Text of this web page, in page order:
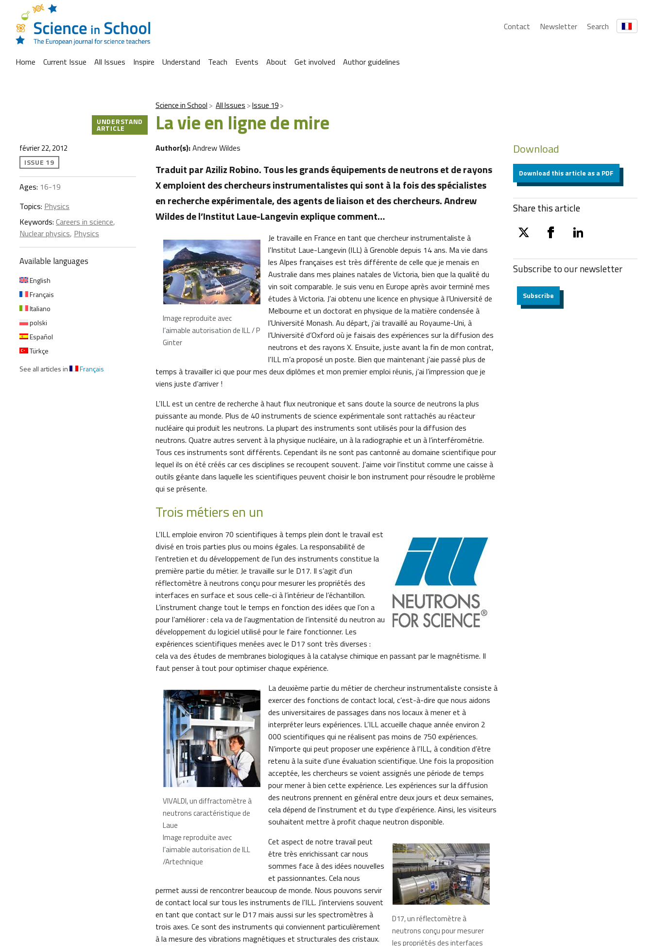
Contact Newsletter Search
Home Current Issue All Issues Inspire Understand Teach Events About Get involved Author guidelines
Science in School All Issues Issue 19
La vie en ligne de mire
UNDERSTAND
ARTICLE
février 22, 2012
ISSUE 19
Ages: 16-19
Topics: Physics
Keywords: Careers in science,
Nuclear physics, Physics
Available languages
English
Français
Italiano
polski
Español
Türkçe
See all articles in
Français
Author(s):Andrew Wildes
Traduit par Aziliz Robino. Tous les grands équipements de neutrons et de rayons
X emploient des chercheurs instrumentalistes qui sont à la fois des spécialistes
en recherche expérimentale, des agents de liaison et des chercheurs. Andrew
Wildes de l’Institut Laue-Langevin explique comment…
Image reproduite avec
l’aimable autorisation de ILL / P
Ginter
Je travaille en France en tant que chercheur instrumentaliste à
l’Institut Laue-Langevin (ILL) à Grenoble depuis 14 ans. Ma vie dans
les Alpes françaises est très différente de celle que je menais en
Australie dans mes plaines natales de Victoria, bien que la qualité du
vin soit comparable. Je suis venu en Europe après avoir terminé mes
études à Victoria. J’ai obtenu une licence en physique à l’Université de
Melbourne et un doctorat en physique de la matière condensée à
l’Université Monash. Au départ, j’ai travaillé au Royaume-Uni, à
l’Université d’Oxford où je faisais des expériences sur la diffusion des
neutrons et des rayons X. Ensuite, juste avant la fin de mon contrat,
l’ILL m’a proposé un poste. Bien que maintenant j’aie passé plus de
temps à travailler ici que pour mes deux diplômes et mon premier emploi réunis, j’ai l’impression que je
viens juste d’arriver !
L’ILL est un centre de recherche à haut flux neutronique et sans doute la source de neutrons la plus
puissante au monde. Plus de 40 instruments de science expérimentale sont rattachés au réacteur
nucléaire qui produit les neutrons. La plupart des instruments sont utilisés pour la diffusion des
neutrons. Quatre autres servent à la physique nucléaire, un à la radiographie et un à l’interférométrie.
Tous ces instruments sont différents. Cependant ils ne sont pas cantonné au domaine scientifique pour
lequel ils on été créés car ces disciplines se recoupent souvent. J’aime voir l’institut comme une caisse à
outils géante dans laquelle les scientifiques peuvent choisir le bon instrument pour résoudre le problème
qui se présente.
Trois métiers en un
L’ILL emploie environ 70 scientifiques à temps plein dont le travail est
divisé en trois parties plus ou moins égales. La responsabilité de
l’entretien et du développement de l’un des instruments constitue la
première partie du métier. Je travaille sur le D17. Il s’agit d’un
réflectomètre à neutrons conçu pour mesurer les propriétés des
interfaces en surface et sous celle-ci à l’intérieur de l’échantillon.
L’instrument change tout le temps en fonction des idées que l’on a
pour l’améliorer : cela va de l’augmentation de l’intensité du neutron au
développement du logiciel utilisé pour le faire fonctionner. Les
expériences scientifiques menées avec le D17 sont très diverses :
cela va des études de membranes biologiques à la catalyse chimique en passant par le magnétisme. Il
faut penser à tout pour optimiser chaque expérience.
VIVALDI, un diffractomètre à
neutrons caractéristique de
Laue
Image reproduite avec
l’aimable autorisation de ILL
/Artechnique
La deuxième partie du métier de chercheur instrumentaliste consiste à
exercer des fonctions de contact local, c’est-à-dire que nous aidons
des universitaires de passages dans nos locaux à mener et à
interpréter leurs expériences. L’ILL accueille chaque année environ 2
000 scientifiques qui ne réalisent pas moins de 750 expériences.
N’importe qui peut proposer une expérience à l’ILL, à condition d’être
retenu à la suite d’une évaluation scientifique. Une fois la proposition
acceptée, les chercheurs se voient assignés une période de temps
pour mener à bien cette expérience. Les expériences sur la diffusion
des neutrons prennent en général entre deux jours et deux semaines,
cela dépend de l’instrument et du type d’expérience. Ainsi, les visiteurs
souhaitent mettre à profit chaque neutron disponible.
D17, un réflectomètre à
neutrons conçu pour mesurer
les propriétés des interfaces
Cet aspect de notre travail peut
être très enrichissant car nous
sommes face à des idées nouvelles
et passionnantes. Cela nous
permet aussi de rencontrer beaucoup de monde. Nous pouvons servir
de contact local sur tous les instruments de l’ILL. J’interviens souvent
en tant que contact sur le D17 mais aussi sur les spectromètres à
trois axes. Ce sont des instruments qui conviennent particulièrement
à la mesure des vibrations magnétiques et structurales des cristaux.
Download
Download this article as a PDF
Share this article
twitter facebooklinkedin
Subscribe to ournewsletter
Subscribe